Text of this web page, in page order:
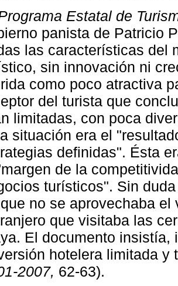
Estatal de
panista de Patricio
las características del
sin innovación ni
como poco atractiva
del turista que
limitadas, con poca
situación era el
definidas". Ésta
de la
turísticos". Sin
no se aprovechaba
que visitaba las
El documento
hotelera limitada y
2007, 62-63).